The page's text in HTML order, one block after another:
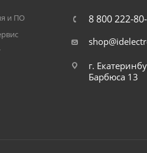
и ПО
8 800 222-
г.
Барбюса 13